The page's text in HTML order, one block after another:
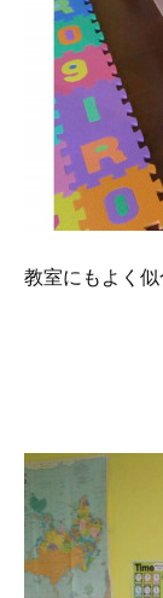
教室にもよく